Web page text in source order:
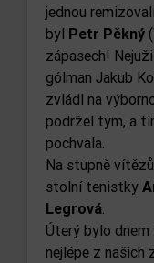
jednou
byl Petr Pěkný
zápasech!
gólman Jakub
zvládl na
podržel tým, a
pochvala.
Na stupně
stolní tenistky
Legrová.
Úterý bylo dnem
nejlépe z našich